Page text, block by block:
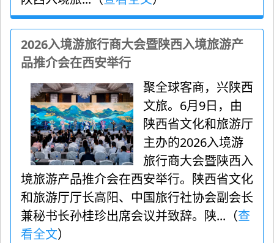
2026入境游旅行商大会暨陕西入境旅游产
品推介会在西安举行
聚全球客商，兴陕西
文旅。6月9日，由
陕西省文化和旅游厅
主办的2026入境游
旅行商大会暨陕西入
境旅游产品推介会在西安举行。陕西省文化
和旅游厅厅长高阳、中国旅行社协会副会长
兼秘书长孙桂珍出席会议并致辞。陕...（查
看全文）